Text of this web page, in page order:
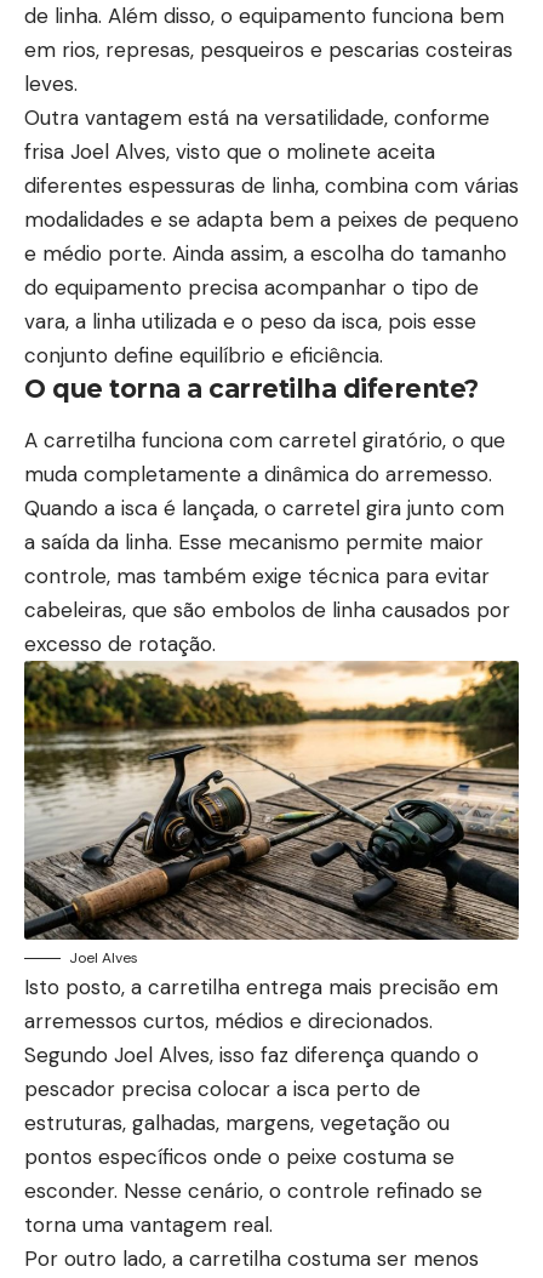
de linha. Além disso, o equipamento funciona bem
em rios, represas, pesqueiros e pescarias costeiras
leves.
Outra vantagem está na versatilidade, conforme
frisa Joel Alves, visto que o molinete aceita
diferentes espessuras de linha, combina com várias
modalidades e se adapta bem a peixes de pequeno
e médio porte. Ainda assim, a escolha do tamanho
do equipamento precisa acompanhar o tipo de
vara, a linha utilizada e o peso da isca, pois esse
conjunto define equilíbrio e eficiência.
O que torna a carretilha diferente?
A carretilha funciona com carretel giratório, o que
muda completamente a dinâmica do arremesso.
Quando a isca é lançada, o carretel gira junto com
a saída da linha. Esse mecanismo permite maior
controle, mas também exige técnica para evitar
cabeleiras, que são embolos de linha causados por
excesso de rotação.
Joel Alves
Isto posto, a carretilha entrega mais precisão em
arremessos curtos, médios e direcionados.
Segundo Joel Alves, isso faz diferença quando o
pescador precisa colocar a isca perto de
estruturas, galhadas, margens, vegetação ou
pontos específicos onde o peixe costuma se
esconder. Nesse cenário, o controle refinado se
torna uma vantagem real.
Por outro lado, a carretilha costuma ser menos